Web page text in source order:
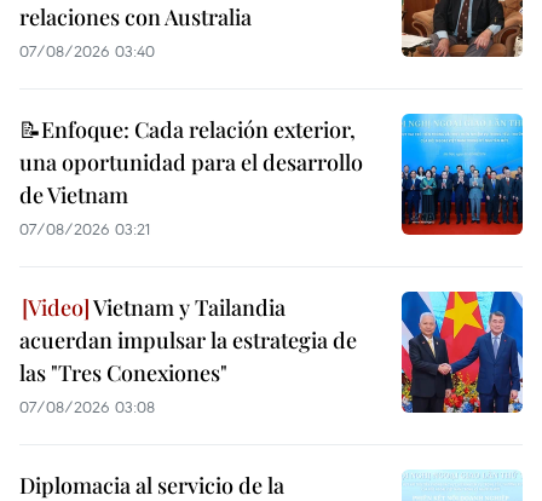
relaciones con Australia
07/08/2026 03:40
📝Enfoque: Cada relación exterior,
una oportunidad para el desarrollo
de Vietnam
07/08/2026 03:21
Vietnam y Tailandia
acuerdan impulsar la estrategia de
las "Tres Conexiones"
07/08/2026 03:08
Diplomacia al servicio de la